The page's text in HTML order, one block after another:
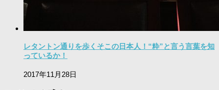
レタントン通りを歩くそこの日本人！“粋”と言う言葉を知
っているか！
2017年11月28日